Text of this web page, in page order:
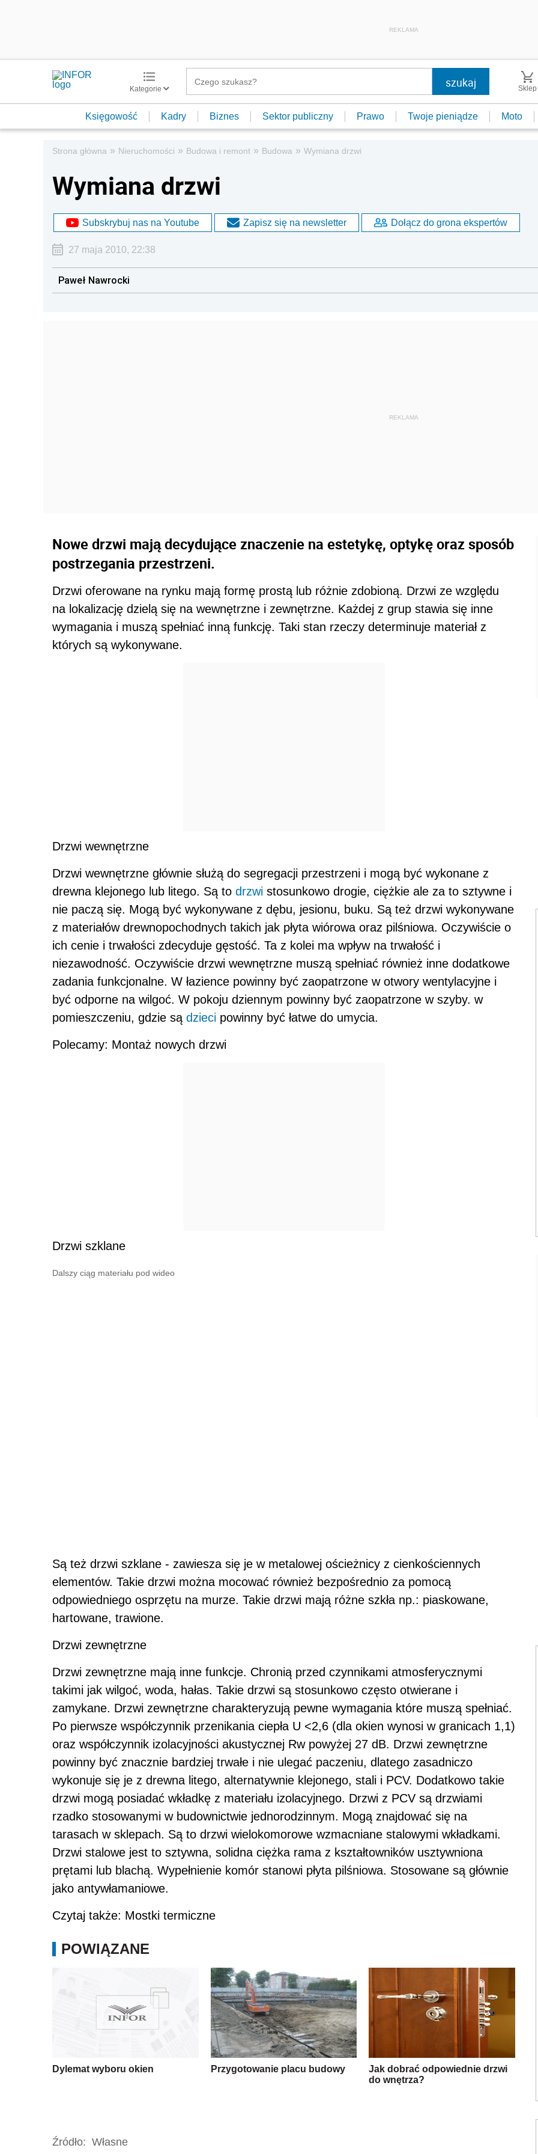
REKLAMA
Kategorie Sklep
Księgowość Kadry Biznes Sektor publiczny Prawo Twoje pieniądze Moto
Strona główna » Nieruchomości » Budowa i remont » Budowa » Wymiana drzwi
Wymiana drzwi
Subskrybuj nas na Youtube Zapisz się na newsletter Dołącz do grona ekspertów
27 maja 2010, 22:38
Paweł Nawrocki
Nowe drzwi mają decydujące znaczenie na estetykę, optykę oraz sposób
postrzegania przestrzeni.
Drzwi oferowane na rynku mają formę prostą lub różnie zdobioną. Drzwi ze względu
na lokalizację dzielą się na wewnętrzne i zewnętrzne. Każdej z grup stawia się inne
wymagania i muszą spełniać inną funkcję. Taki stan rzeczy determinuje materiał z
których są wykonywane.
Drzwi wewnętrzne
Drzwi wewnętrzne głównie służą do segregacji przestrzeni i mogą być wykonane z
drewna klejonego lub litego. Są to drzwi stosunkowo drogie, ciężkie ale za to sztywne i
nie paczą się. Mogą być wykonywane z dębu, jesionu, buku. Są też drzwi wykonywane
z materiałów drewnopochodnych takich jak płyta wiórowa oraz pilśniowa. Oczywiście o
ich cenie i trwałości zdecyduje gęstość. Ta z kolei ma wpływ na trwałość i
niezawodność. Oczywiście drzwi wewnętrzne muszą spełniać również inne dodatkowe
zadania funkcjonalne. W łazience powinny być zaopatrzone w otwory wentylacyjne i
być odporne na wilgoć. W pokoju dziennym powinny być zaopatrzone w szyby. w
pomieszczeniu, gdzie są dzieci powinny być łatwe do umycia.
Polecamy: Montaż nowych drzwi
Drzwi szklane
Dalszy ciąg materiału pod wideo
Są też drzwi szklane - zawiesza się je w metalowej ościeżnicy z cienkościennych
elementów. Takie drzwi można mocować również bezpośrednio za pomocą
odpowiedniego osprzętu na murze. Takie drzwi mają różne szkła np.: piaskowane,
hartowane, trawione.
Drzwi zewnętrzne
Drzwi zewnętrzne mają inne funkcje. Chronią przed czynnikami atmosferycznymi
takimi jak wilgoć, woda, hałas. Takie drzwi są stosunkowo często otwierane i
zamykane. Drzwi zewnętrzne charakteryzują pewne wymagania które muszą spełniać.
Po pierwsze współczynnik przenikania ciepła U <2,6 (dla okien wynosi w granicach 1,1)
oraz współczynnik izolacyjności akustycznej Rw powyżej 27 dB. Drzwi zewnętrzne
powinny być znacznie bardziej trwałe i nie ulegać paczeniu, dlatego zasadniczo
wykonuje się je z drewna litego, alternatywnie klejonego, stali i PCV. Dodatkowo takie
drzwi mogą posiadać wkładkę z materiału izolacyjnego. Drzwi z PCV są drzwiami
rzadko stosowanymi w budownictwie jednorodzinnym. Mogą znajdować się na
tarasach w sklepach. Są to drzwi wielokomorowe wzmacniane stalowymi wkładkami.
Drzwi stalowe jest to sztywna, solidna ciężka rama z kształtowników usztywniona
prętami lub blachą. Wypełnienie komór stanowi płyta pilśniowa. Stosowane są głównie
jako antywłamaniowe.
Czytaj także: Mostki termiczne
POWIĄZANE
Dylemat wyboru okien Przygotowanie placu budowy
Jak dobrać odpowiednie drzwi
do wnętrza?
Źródło: Własne